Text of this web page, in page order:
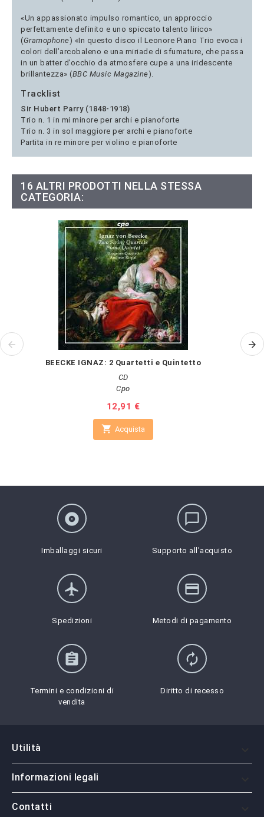
«Un appassionato impulso romantico, un approccio
perfettamente definito e uno spiccato talento lirico»
(Gramophone) «In questo disco il Leonore Piano Trio evoca i
colori dell’arcobaleno e una miriade di sfumature, che passa
in un batter d’occhio da atmosfere cupe a una iridescente
brillantezza» (BBC Music Magazine).
Tracklist
Sir Hubert Parry (1848-1918)
Trio n. 1 in mi minore per archi e pianoforte
Trio n. 3 in sol maggiore per archi e pianoforte
Partita in re minore per violino e pianoforte
16 ALTRI PRODOTTI NELLA STESSA
CATEGORIA:
BEECKE IGNAZ: 2 Quartetti e Quintetto
CD
Cpo
Prezzo
12,91 €
 Acquista
album
Imballaggi sicuri
chat_bubble_outline
Supporto all'acquisto
flight
Spedizioni
credit_card
Metodi di pagamento
assignment
Termini e condizioni di
vendita
autorenew
Diritto di recesso
Utilità
Informazioni legali
Contatti